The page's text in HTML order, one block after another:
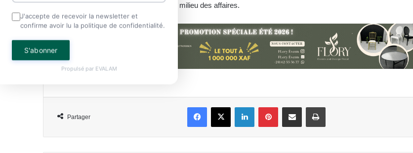
porosité entre le monde politique et le milieu des affaires.
Partager
FacebookX LinkedinPinterestPartager par email Imprimer
Transport aérien : jusqu’à 52 480
FCFA de redevance R4 pour un
aller-retour Port-Gentil–Franceville
CES Public d’Awendje : 2 500 élèves,
Gabon : Paul Kessany traduit en
actes la politique de
Oligui Nguema
J'accepte de recevoir la newsletter et
confirme avoir lu la politique de confidentialité.
S'abonner
Propulsé par EVALAM